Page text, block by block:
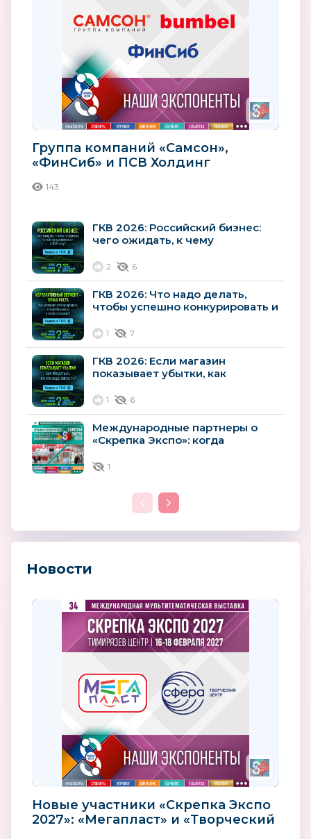
Группа компаний «Самсон»,
«ФинСиб» и ПСВ Холдинг
143
ГКВ 2026: Российский бизнес:
чего ожидать, к чему
фокусироваться в...
2 6
ГКВ 2026: Что надо делать,
чтобы успешно конкурировать и
1 7
ГКВ 2026: Если магазин
показывает убытки, как
закрыть?
1 6
Международные партнеры о
«Скрепка Экспо»: когда
результат –...
1
Новости
Новые участники «Скрепка Экспо
2027»: «Мегапласт» и «Творческий